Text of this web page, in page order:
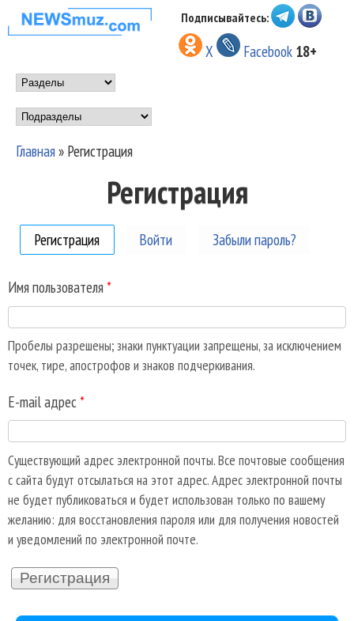
Перейти к основному
содержанию
НОВОСТИ
МУЗЫКИ И
ШОУ БИЗНЕСА
NEWSMUZ.COM
Подписывайтесь:
X Facebook 18+
Main menu
Подразделы
Главная» Регистрация
Регистрация
Регистрация (активная вкладка)
Войти Забыли пароль?
Имя пользователя *
Пробелы разрешены; знаки пунктуации запрещены, за исключением
точек, тире, апострофов и знаков подчеркивания.
E-mail адрес *
Существующий адрес электронной почты. Все почтовые сообщения
с сайта будут отсылаться на этот адрес. Адрес электронной почты
не будет публиковаться и будет использован только по вашему
желанию: для восстановления пароля или для получения новостей
и уведомлений по электронной почте.